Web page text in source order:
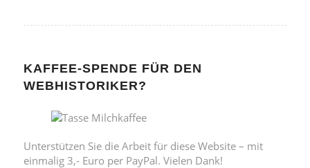
KAFFEE-SPENDE FÜR DEN
WEBHISTORIKER?
Unterstützen Sie die Arbeit für diese Website – mit
einmalig 3,- Euro per PayPal. Vielen Dank!